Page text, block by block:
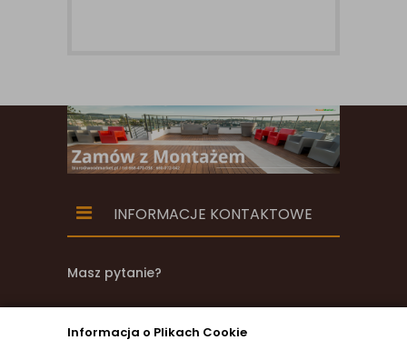
Informacja o Plikach Cookie
INFORMACJE KONTAKTOWE
Masz pytanie?
zadzwoń